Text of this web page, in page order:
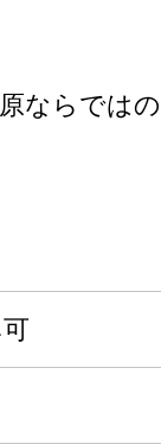
ならでは